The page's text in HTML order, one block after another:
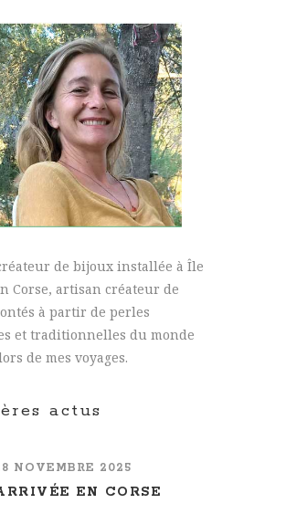
de bijoux installée à Île
Corse, artisan créateur de
à partir de perles
et traditionnelles du monde
de mes voyages.
actus
NOVEMBRE 2025
EN CORSE